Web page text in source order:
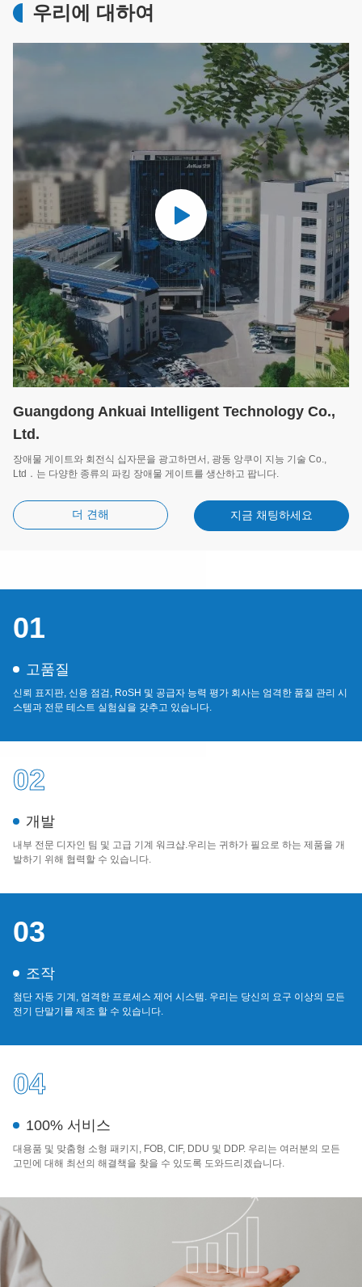
우리에 대하여
Guangdong Ankuai Intelligent Technology Co.,
Ltd.
장애물 게이트와 회전식 십자문을 광고하면서, 광동 앙쿠이 지능 기술 Co.,
Ltd．는 다양한 종류의 파킹 장애물 게이트를 생산하고 팝니다.
더 견해 지금 채팅하세요
01
고품질
신뢰 표지판, 신용 점검, RoSH 및 공급자 능력 평가 회사는 엄격한 품질 관리 시
스템과 전문 테스트 실험실을 갖추고 있습니다.
02
개발
내부 전문 디자인 팀 및 고급 기계 워크샵.우리는 귀하가 필요로 하는 제품을 개
발하기 위해 협력할 수 있습니다.
03
조작
첨단 자동 기계, 엄격한 프로세스 제어 시스템. 우리는 당신의 요구 이상의 모든
전기 단말기를 제조 할 수 있습니다.
04
100% 서비스
대용품 및 맞춤형 소형 패키지, FOB, CIF, DDU 및 DDP. 우리는 여러분의 모든
고민에 대해 최선의 해결책을 찾을 수 있도록 도와드리겠습니다.